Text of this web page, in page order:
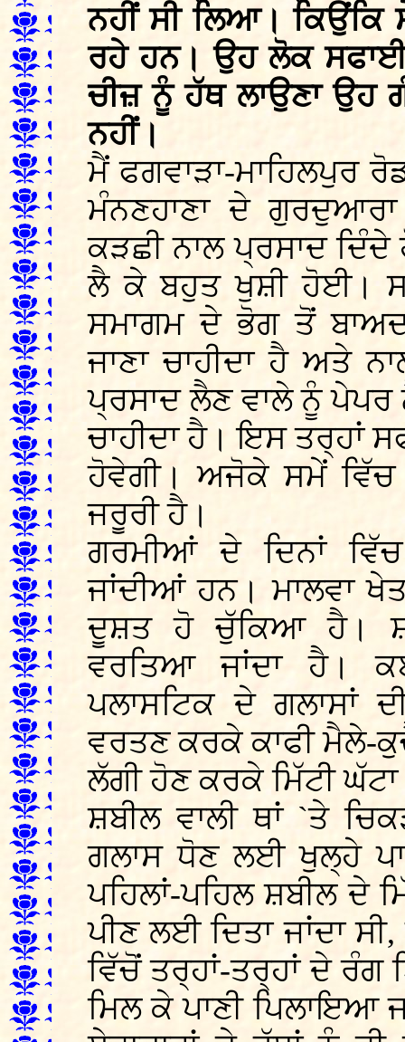
ਨਹੀਂ ਸੀ ਲਿਆ। ਕਿਉਂਕਿ
ਰਹੇ ਹਨ। ਉਹ ਲੋਕ ਸਫਾਈ
ਚੀਜ਼ ਨੂੰ ਹੱਥ ਲਾਉਣਾ ਉਹ
ਨਹੀਂ।
ਮੈਂ ਫਗਵਾੜਾ-ਮਾਹਿਲਪੁਰ
ਮੰਨਣਹਾਣਾ ਦੇ
ਕੜਛੀ ਨਾਲ ਪ੍ਰਸਾਦ
ਲੈ ਕੇ ਬਹੁਤ ਖੁਸ਼ੀ ਹੋਈ।
ਸਮਾਗਮ ਦੇ ਭੋਗ ਤੋਂ ਬਾਅਦ
ਜਾਣਾ ਚਾਹੀਦਾ ਹੈ ਅਤੇ
ਪ੍ਰਸਾਦ ਲੈਣ ਵਾਲੇ ਨੂੰ ਪੇਪਰ
ਚਾਹੀਦਾ ਹੈ। ਇਸ ਤਰ੍ਹਾਂ
ਹੋਵੇਗੀ। ਅਜੋਕੇ ਸਮੇਂ
ਜਰੂਰੀ ਹੈ।
ਗਰਮੀਆਂ ਦੇ ਦਿਨਾਂ
ਜਾਂਦੀਆਂ ਹਨ। ਮਾਲਵਾ
ਦੂਸ਼ਤ ਹੋ ਚੁੱਕਿਆ ਹੈ।
ਵਰਤਿਆ ਜਾਂਦਾ ਹੈ।
ਪਲਾਸਟਿਕ ਦੇ ਗਲਾਸਾਂ
ਵਰਤਣ ਕਰਕੇ ਕਾਫੀ ਮੈਲੇ-
ਲੱਗੀ ਹੋਣ ਕਰਕੇ ਮਿੱਟੀ ਘੱਟਾ
ਸ਼ਬੀਲ ਵਾਲੀ ਥਾਂ `ਤੇ
ਗਲਾਸ ਧੋਣ ਲਈ ਖੁਲ੍ਹੇ
ਪਹਿਲਾਂ-ਪਹਿਲ ਸ਼ਬੀਲ ਦੇ
ਪੀਣ ਲਈ ਦਿਤਾ ਜਾਂਦਾ
ਵਿੱਚੋਂ ਤਰ੍ਹਾਂ-ਤਰ੍ਹਾਂ ਦੇ ਰੰਗ
ਮਿਲ ਕੇ ਪਾਣੀ ਪਿਲਾਇਆ